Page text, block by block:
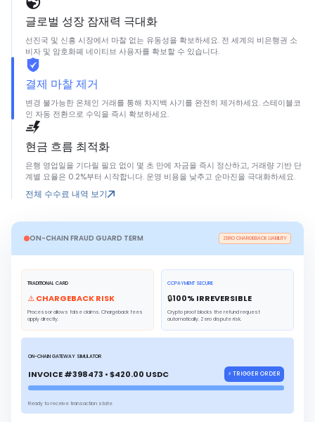
글로벌 성장 잠재력 극대화
선진국 및 신흥 시장에서 마찰 없는 유동성을 확보하세요. 전 세계의 비은행권 소
비자 및 암호화폐 네이티브 사용자를 확보할 수 있습니다.
결제 마찰 제거
변경 불가능한 온체인 거래를 통해 차지백 사기를 완전히 제거하세요. 스테이블코
인 자동 전환으로 수익을 즉시 확보하세요.
현금 흐름 최적화
은행 영업일을 기다릴 필요 없이 몇 초 만에 자금을 즉시 정산하고, 거래량 기반 단
계별 요율은 0.2%부터 시작합니다. 운영 비용을 낮추고 순마진을 극대화하세요.
전체 수수료 내역 보기
ON-CHAIN FRAUD GUARD TERM ZERO CHARGEBACK LIABILITY
TRADITIONAL CARD
⚠️ CHARGEBACK RISK
Processor allows false claims. Chargeback fees
apply directly.
CCPAYMENT SECURE
🔒100% IRREVERSIBLE
Crypto proof blocks the refund request
automatically. Zero dispute risk.
ON-CHAIN GATEWAY SIMULATOR
INVOICE #398473 • $420.00 USDC ⚡ TRIGGER ORDER
Ready to receive transaction state